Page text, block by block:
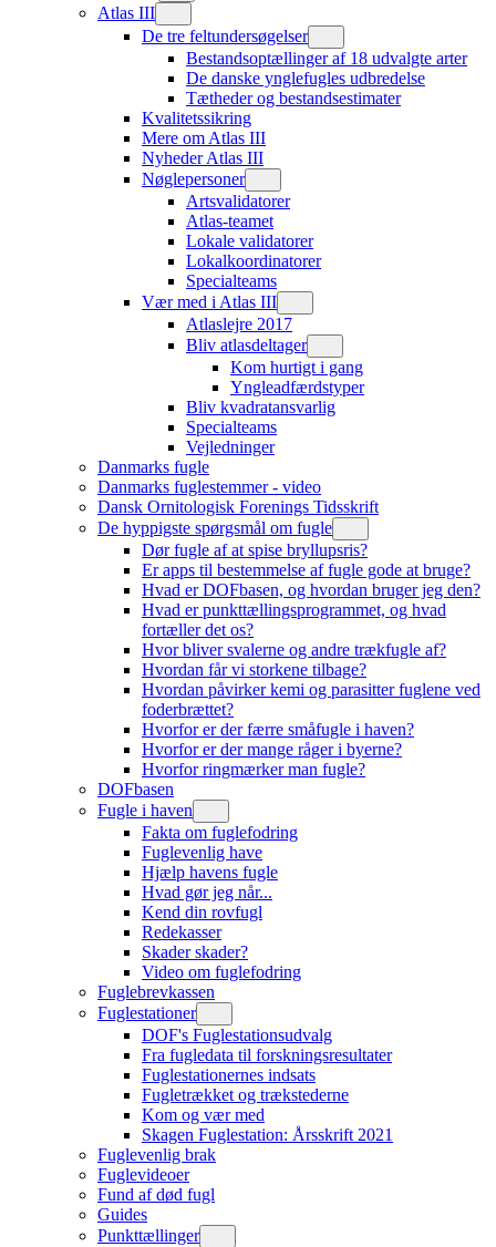
Atlas III
De tre feltundersøgelser
Bestandsoptællinger af 18 udvalgte arter
De danske ynglefugles udbredelse
Tætheder og bestandsestimater
Kvalitetssikring
Mere om Atlas III
Nyheder Atlas III
Nøglepersoner
Artsvalidatorer
Atlas-teamet
Lokale validatorer
Lokalkoordinatorer
Specialteams
Vær med i Atlas III
Atlaslejre 2017
Bliv atlasdeltager
Kom hurtigt i gang
Yngleadfærdstyper
Bliv kvadratansvarlig
Specialteams
Vejledninger
Danmarks fugle
Danmarks fuglestemmer - video
Dansk Ornitologisk Forenings Tidsskrift
De hyppigste spørgsmål om fugle
Dør fugle af at spise bryllupsris?
Er apps til bestemmelse af fugle gode at bruge?
Hvad er DOFbasen, og hvordan bruger jeg den?
Hvad er punkttællingsprogrammet, og hvad
fortæller det os?
Hvor bliver svalerne og andre trækfugle af?
Hvordan får vi storkene tilbage?
Hvordan påvirker kemi og parasitter fuglene ved
foderbrættet?
Hvorfor er der færre småfugle i haven?
Hvorfor er der mange råger i byerne?
Hvorfor ringmærker man fugle?
DOFbasen
Fugle i haven
Fakta om fuglefodring
Fuglevenlig have
Hjælp havens fugle
Hvad gør jeg når...
Kend din rovfugl
Redekasser
Skader skader?
Video om fuglefodring
Fuglebrevkassen
Fuglestationer
DOF's Fuglestationsudvalg
Fra fugledata til forskningsresultater
Fuglestationernes indsats
Fugletrækket og trækstederne
Kom og vær med
Skagen Fuglestation: Årsskrift 2021
Fuglevenlig brak
Fuglevideoer
Fund af død fugl
Guides
Punkttællinger